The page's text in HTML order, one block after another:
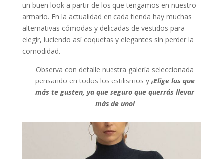
un buen look a partir de los que tengamos en nuestro
armario. En la actualidad en cada tienda hay muchas
alternativas cómodas y delicadas de vestidos para
elegir, luciendo así coquetas y elegantes sin perder la
comodidad.
Observa con detalle nuestra galería seleccionada
pensando en todos los estilismos y ¡Elige los que
más te gusten, ya que seguro que querrás llevar
más de uno!